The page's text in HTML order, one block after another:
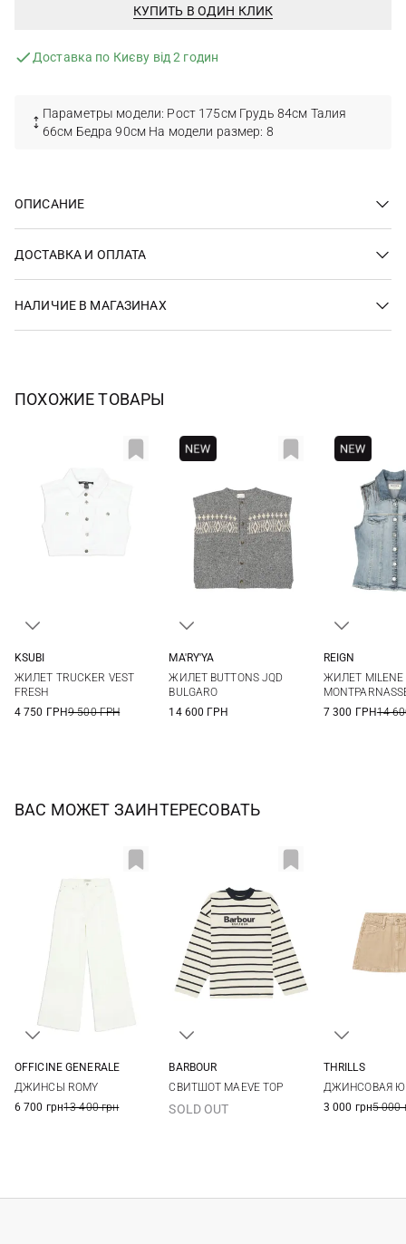
КУПИТЬ В ОДИН КЛИК
Доставка по Києву від 2 годин
Параметры модели: Рост 175см Грудь 84см Талия
66см Бедра 90см На модели размер: 8
ОПИСАНИЕ
ДОСТАВКА И ОПЛАТА
НАЛИЧИЕ В МАГАЗИНАХ
ПОХОЖИЕ ТОВАРЫ
KSUBI
ЖИЛЕТ TRUCKER VEST
FRESH
4 750 ГРН9 500 ГРН
MA'RY'YA
ЖИЛЕТ BUTTONS JQD
BULGARO
14 600 ГРН
REIGN
ЖИЛЕТ MILENE
7 300 ГРН14
ВАС МОЖЕТ ЗАИНТЕРЕСОВАТЬ
OFFICINE GENERALE
ДЖИНСЫ ROMY
6 700 грн13 400 грн
BARBOUR
СВИТШОТ MAEVE TOP
SOLD OUT
THRILLS
ДЖИНСОВАЯ
3 000 грн5 000